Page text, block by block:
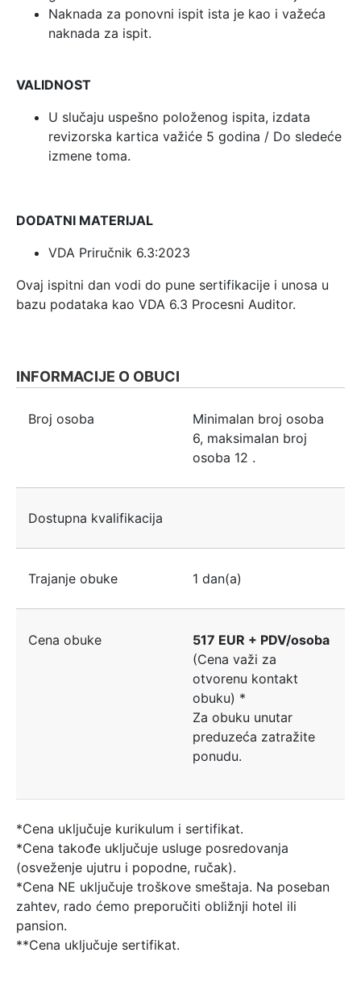
Naknada za ponovni ispit ista je kao i važeća
naknada za ispit.
VALIDNOST
U slučaju uspešno položenog ispita, izdata
revizorska kartica važiće 5 godina / Do sledeće
izmene toma.
DODATNI MATERIJAL
VDA Priručnik 6.3:2023
Ovaj ispitni dan vodi do pune sertifikacije i unosa u
bazu podataka kao VDA 6.3 Procesni Auditor.
INFORMACIJE O OBUCI
Broj osoba
Minimalan broj osoba
6, maksimalan broj
osoba 12 .
Dostupna kvalifikacija
Trajanje obuke 1 dan(a)
Cena obuke
517 EUR + PDV/osoba
(Cena važi za
otvorenu kontakt
obuku) *
Za obuku unutar
preduzeća zatražite
ponudu.
*Cena uključuje kurikulum i sertifikat.
*Cena takođe uključuje usluge posredovanja
(osveženje ujutru i popodne, ručak).
*Cena NE uključuje troškove smeštaja. Na poseban
zahtev, rado ćemo preporučiti obližnji hotel ili
pansion.
**Cena uključuje sertifikat.